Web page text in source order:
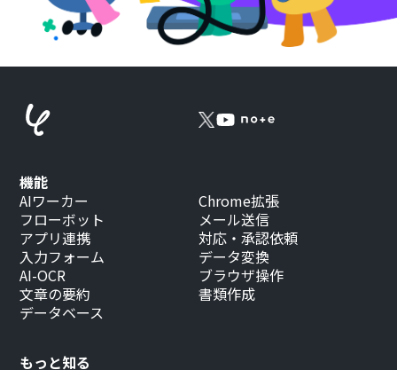
もっと知る
機能
AIワーカー
フローボット
アプリ連携
入力フォーム
AI-OCR
文章の要約
データベース
Chrome拡張
メール送信
対応・承認依頼
データ変換
ブラウザ操作
書類作成